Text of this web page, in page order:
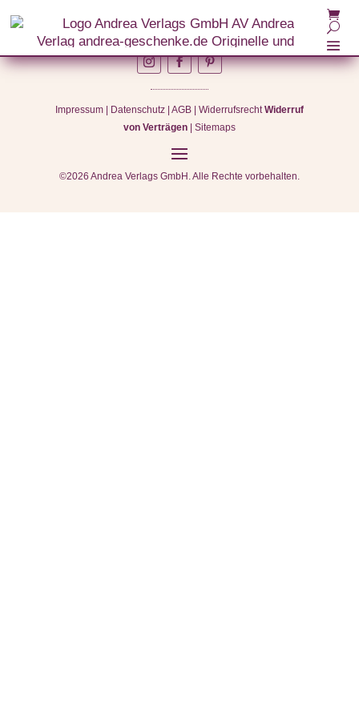
Impressum| Datenschutz| AGB| WiderrufsrechtWiderruf
von Verträgen| Sitemaps
©2026 Andrea Verlags GmbH. Alle Rechte vorbehalten.